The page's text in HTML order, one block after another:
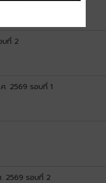
บที่ 2
ศ. 2569 รอบที่ 1
. 2569 รอบที่ 2